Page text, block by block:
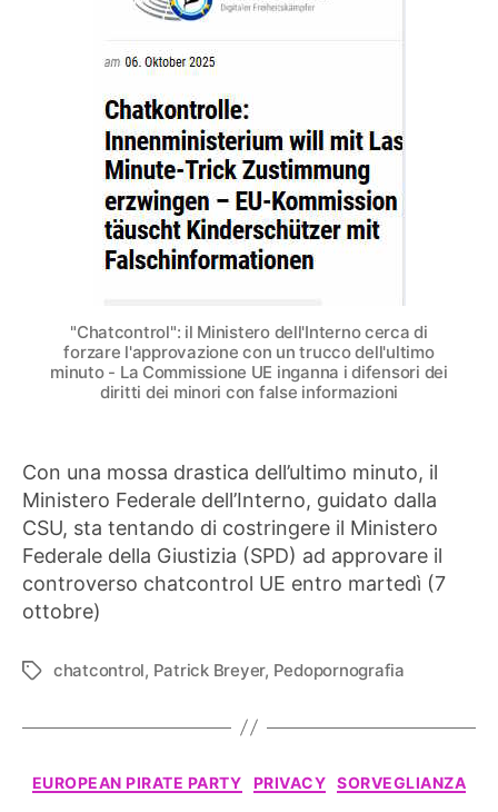
con
un
dell’ultimo
minuto
inganna
i
difensori
dei
minori
con
false
informazioni
"Chatcontrol": il Ministero dell'Interno cerca di
forzare l'approvazione con un trucco dell'ultimo
minuto - La Commissione UE inganna i difensori dei
diritti dei minori con false informazioni
Con una mossa drastica dell’ultimo minuto, il
Ministero Federale dell’Interno, guidato dalla
CSU, sta tentando di costringere il Ministero
Federale della Giustizia (SPD) ad approvare il
controverso chatcontrol UE entro martedì (7
ottobre)
Tag chatcontrol, Patrick Breyer, Pedopornografia
Categorie
EUROPEAN PIRATE PARTY PRIVACY SORVEGLIANZA